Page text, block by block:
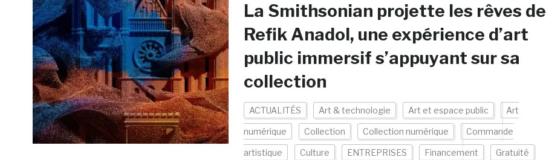
La Smithsonian projette les rêves de
Refik Anadol, une expérience d’art
public immersif s’appuyant sur sa
collection
ACTUALITÉS Art & technologie Art et espace public Art
numérique Collection Collection numérique Commande
artistique Culture ENTREPRISES Financement Gratuité